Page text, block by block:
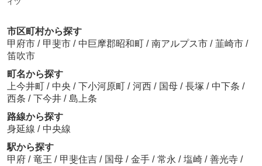
市区町村から探す
甲府市 / 甲斐市 / 中巨摩郡昭和町 / 南アルプス市 / 韮崎市 /
笛吹市
町名から探す
上今井町 / 中央 / 下小河原町 / 河西 / 国母 / 長塚 / 中下条 /
西条 / 下今井 / 島上条
路線から探す
身延線 / 中央線
駅から探す
甲府 / 竜王 / 甲斐住吉 / 国母 / 金手 / 常永 / 塩崎 / 善光寺 /